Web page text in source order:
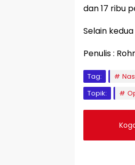
dan 17 ribu
Selain
Penulis :
Tag:
Topik: